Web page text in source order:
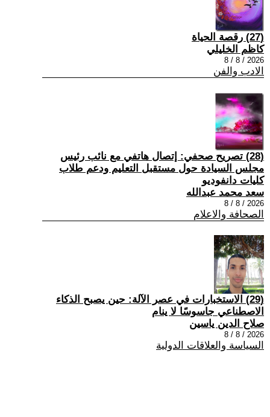
(27) رقصة الحياة
كاظم الخليلي
2026 / 8 / 8
الادب والفن
(28) تصريح صحفي: إتصال هاتفي مع نائب رئيس
مجلس السيادة حول مستقبل التعليم ودعم طلاب
كليات دانفوديو
سعد محمد عبدالله
2026 / 8 / 8
الصحافة والاعلام
(29) الاستخبارات في عصر الآلة: حين يصبح الذكاء
الاصطناعي جاسوسًا لا ينام
صلاح الدين ياسين
2026 / 8 / 8
السياسة والعلاقات الدولية